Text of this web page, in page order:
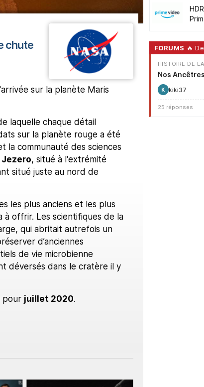
chute
sur la planète Maris
laquelle chaque détail
sur la planète rouge a été
la communauté des sciences
, situé à l'extrémité
situé juste au nord de
les plus anciens et les plus
à offrir. Les scientifiques de la
qui abritait autrefois un
d’anciennes
de vie microbienne
déversés dans le cratère il y
pour juillet 2020.
FORUMS 🔥
HISTOIRE DE
Nos
K kiki37
25 réponses